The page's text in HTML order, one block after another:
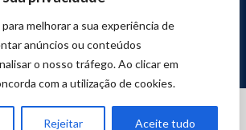
melhorar a sua experiência de
anúncios ou conteúdos
o nosso tráfego. Ao clicar em
com a utilização de cookies.
Rejeitar Aceite tudo
DESENVOLVIDO POR
JOSEXAVIER.COM